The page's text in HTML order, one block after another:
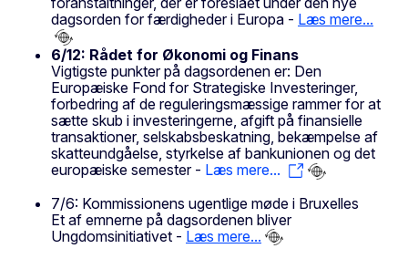
dagsorden for færdigheder i Europa - Læs mere...
6/12: Rådet for Økonomi og Finans
Vigtigste punkter på dagsordenen er: Den
Europæiske Fond for Strategiske Investeringer,
forbedring af de reguleringsmæssige rammer for at
sætte skub i investeringerne, afgift på finansielle
transaktioner, selskabsbeskatning, bekæmpelse af
skatteundgåelse, styrkelse af bankunionen og det
europæiske semester - Læs mere...
7/6: Kommissionens ugentlige møde i Bruxelles
Et af emnerne på dagsordenen bliver
Ungdomsinitiativet - Læs mere...